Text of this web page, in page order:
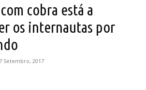
cobra está a
os internautas por
Setembro, 2017